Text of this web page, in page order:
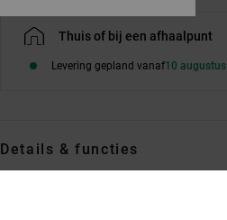
Thuis of bij een afhaalpunt
Levering gepland vanaf10 augustus
Details & functies